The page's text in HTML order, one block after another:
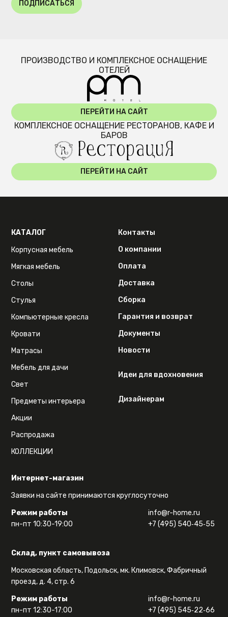
ПОДПИСАТЬСЯ
ПРОИЗВОДСТВО И КОМПЛЕКСНОЕ ОСНАЩЕНИЕ
ОТЕЛЕЙ
ПЕРЕЙТИ НА САЙТ
КОМПЛЕКСНОЕ ОСНАЩЕНИЕ РЕСТОРАНОВ, КАФЕ И
БАРОВ
ПЕРЕЙТИ НА САЙТ
Интернет-магазин
Заявки на сайте принимаются круглосуточно
Режим работы
пн-пт 10:30-19:00
info@r-home.ru
+7 (495) 540‑45‑55
Склад, пункт самовывоза
Московская область, Подольск, мк. Климовск, Фабричный
проезд, д. 4, стр. 6
Режим работы
пн-пт 12:30-17:00
info@r-home.ru
+7 (495) 545‑22‑66
КАТАЛОГ
Корпусная мебель
Мягкая мебель
Столы
Стулья
Компьютерные кресла
Кровати
Матрасы
Мебель для дачи
Свет
Предметы интерьера
Акции
Распродажа
КОЛЛЕКЦИИ
Контакты
О компании
Оплата
Доставка
Сборка
Гарантия и возврат
Документы
Новости
Идеи для вдохновения
Дизайнерам